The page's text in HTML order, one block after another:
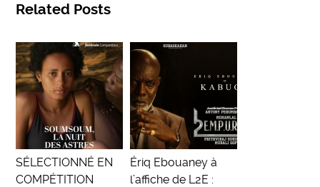
Related Posts
SÉLECTIONNÉ EN
COMPÉTITION
Ériq Ebouaney à
l’affiche de L2E :